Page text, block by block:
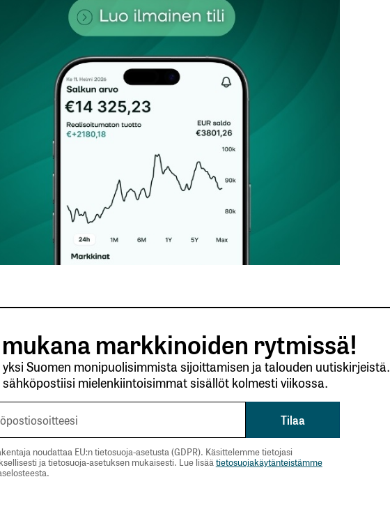
Sähköpostiosoitteesi
uutiskirje
mukana markkinoiden rytmissä!
Suomen monipuolisimmista sijoittamisen ja talouden uutiskirjeistä.
sähköpostiisi mielenkiintoisimmat sisällöt kolmesti viikossa.
noudattaa EU:n tietosuoja-asetusta (GDPR). Käsittelemme tietojasi
ja tietosuoja-asetuksen mukaisesti. Lue lisäätietosuojakäytänteistämme